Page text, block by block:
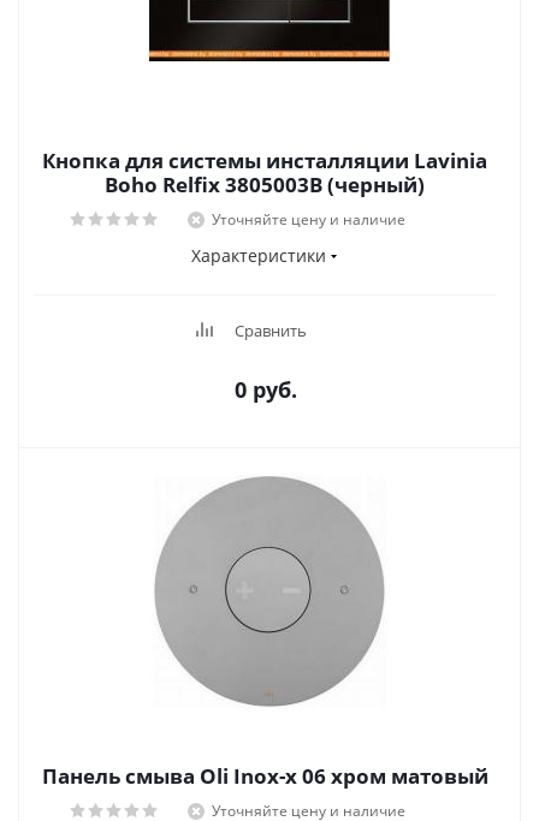
Кнопка для системы инсталляции Lavinia
Boho Relfix 3805003B (черный)
Уточняйте цену и наличие
Характеристики
Сравнить
0 руб.
Панель смыва Oli Inox-x 06 хром матовый
Уточняйте цену и наличие